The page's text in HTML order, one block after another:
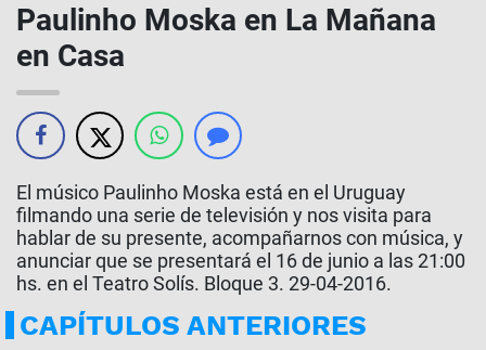
Paulinho Moska en La Mañana
en Casa
El músico Paulinho Moska está en el Uruguay
filmando una serie de televisión y nos visita para
hablar de su presente, acompañarnos con música, y
anunciar que se presentará el 16 de junio a las 21:00
hs. en el Teatro Solís. Bloque 3. 29-04-2016.
CAPÍTULOS ANTERIORES